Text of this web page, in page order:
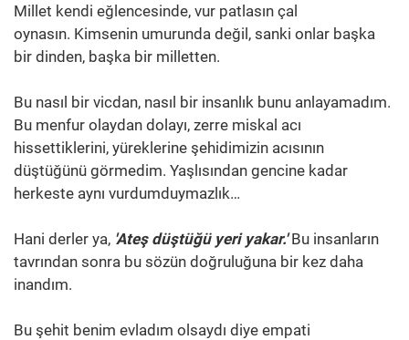
Millet kendi eğlencesinde, vur patlasın çal
oynasın. Kimsenin umurunda değil, sanki onlar başka
bir dinden, başka bir milletten.
Bu nasıl bir vicdan, nasıl bir insanlık bunu anlayamadım.
Bu menfur olaydan dolayı, zerre miskal acı
hissettiklerini, yüreklerine şehidimizin acısının
düştüğünü görmedim. Yaşlısından gencine kadar
herkeste aynı vurdumduymazlık…
Hani derler ya, 'Ateş düştüğü yeri yakar.'Bu insanların
tavrından sonra bu sözün doğruluğuna bir kez daha
inandım.
Bu şehit benim evladım olsaydı diye empati